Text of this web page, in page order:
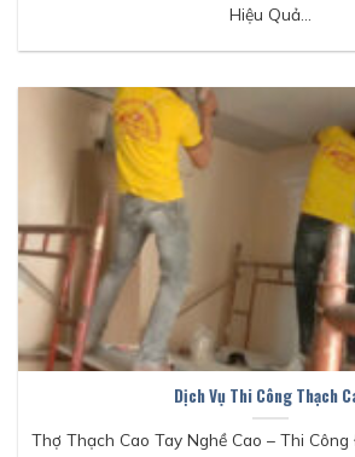
Hiệu Quả...
Dịch Vụ Thi Công Thạch
Thợ Thạch Cao Tay Nghề Cao – Thi Công